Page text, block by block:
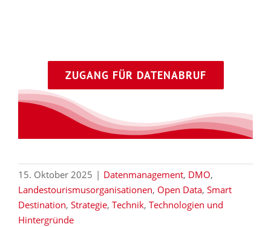
ZUGANG FÜR DATENABRUF
15. Oktober 2025 | Datenmanagement, DMO,
Landestourismusorganisationen, Open Data, Smart
Destination, Strategie, Technik, Technologien und
Hintergründe